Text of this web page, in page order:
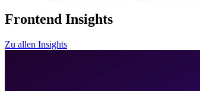
Frontend Insights
Zu allen Insights